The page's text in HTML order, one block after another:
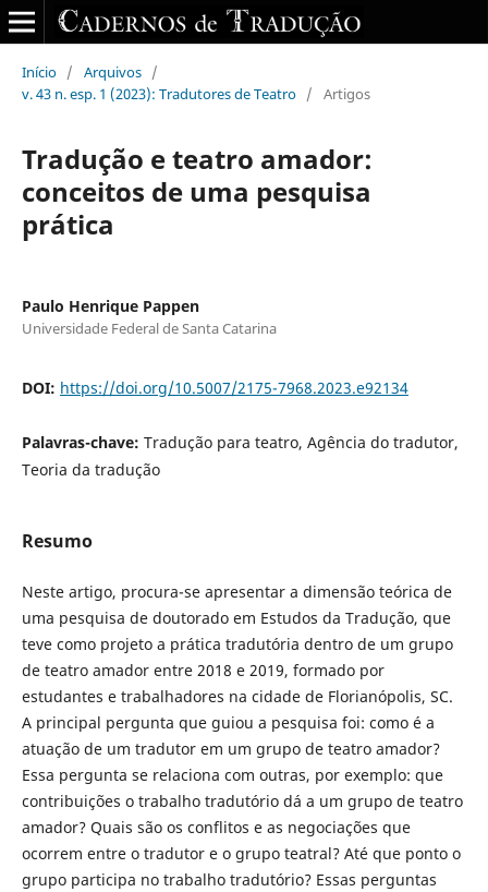
Início / Arquivos /
v. 43 n. esp. 1 (2023): Tradutores de Teatro / Artigos
Tradução e teatro amador:
conceitos de uma pesquisa
prática
Paulo Henrique Pappen
Universidade Federal de Santa Catarina
DOI: https://doi.org/10.5007/2175-7968.2023.e92134
Palavras-chave: Tradução para teatro, Agência do tradutor,
Teoria da tradução
Resumo
Neste artigo, procura-se apresentar a dimensão teórica de
uma pesquisa de doutorado em Estudos da Tradução, que
teve como projeto a prática tradutória dentro de um grupo
de teatro amador entre 2018 e 2019, formado por
estudantes e trabalhadores na cidade de Florianópolis, SC.
A principal pergunta que guiou a pesquisa foi: como é a
atuação de um tradutor em um grupo de teatro amador?
Essa pergunta se relaciona com outras, por exemplo: que
contribuições o trabalho tradutório dá a um grupo de teatro
amador? Quais são os conflitos e as negociações que
ocorrem entre o tradutor e o grupo teatral? Até que ponto o
grupo participa no trabalho tradutório? Essas perguntas